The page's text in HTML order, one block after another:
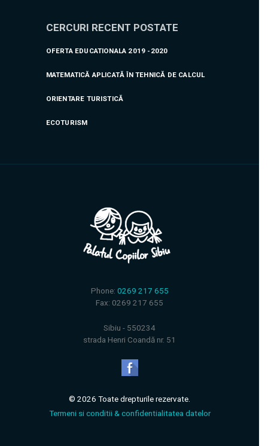
CERCURI RECENT POSTATE
OFERTA EDUCATIONALA 2019 -2020
MATEMATICĂ APLICATĂ ÎN TEHNICĂ DE CALCUL
ORIENTARE TURISTICĂ
ECOTURISM
Phone: 0269 217 655
Fax: 0269 217 655
Sibiu - 550234
strada Henri Coandă nr. 51
© 2026 Toate drepturile rezervate.
Termeni si conditii & confidentialitatea datelor